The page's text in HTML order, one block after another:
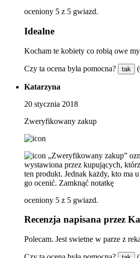
oceniony 5 z 5 gwiazd.
Idealne
Kocham te kobiety co robią owe
Czy ta ocena była pomocna? tak
Katarzyna
20 stycznia 2018
Zweryfikowany zakup
„Zweryfikowany zakup”
wystawiona przez kupujących,
ten produkt. Jednak każdy, kto ma
go ocenić. Zamknąć notatkę
oceniony 5 z 5 gwiazd.
Recenzja napisana przez
Polecam. Jest swietne w parze z